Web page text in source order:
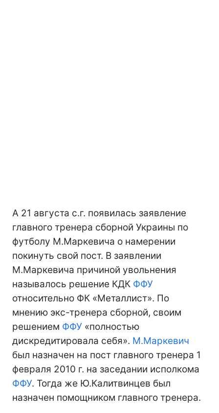
А 21 августа с.г. появилась заявление
главного тренера сборной Украины по
футболу М.Маркевича о намерении
покинуть свой пост. В заявлении
М.Маркевича причиной увольнения
называлось решение КДК ФФУ
относительно ФК «Металлист». По
мнению экс-тренера сборной, своим
решением ФФУ «полностью
дискредитировала себя». М.Маркевич
был назначен на пост главного тренера 1
февраля 2010 г. на заседании исполкома
ФФУ. Тогда же Ю.Калитвинцев был
назначен помощником главного тренера.